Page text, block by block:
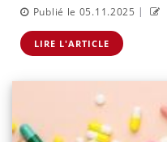
Publié le 05.11.2025 |
LIRE L'ARTICLE